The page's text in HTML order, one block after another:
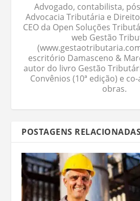
Advogado, contabilista,
Advocacia Tributária e
CEO da Open Soluções
web Gestão
escritório Damasceno &
autor do livro Gestão
Convênios (10ª edição) e
obras.
POSTAGENS